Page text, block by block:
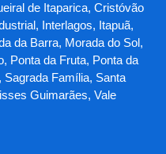
de Itaparica, Cristóvão
Interlagos, Itapuã,
da Barra, Morada do Sol,
Ponta da Fruta, Ponta da
Família, Santa
Guimarães, Vale